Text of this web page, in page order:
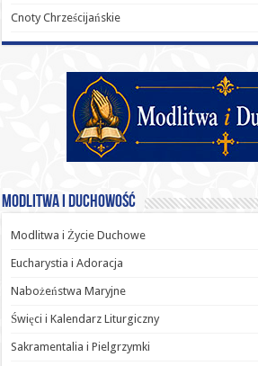
Cnoty Chrześcijańskie
Modlitwa i Duchowość
Modlitwa i Życie Duchowe
Eucharystia i Adoracja
Nabożeństwa Maryjne
Święci i Kalendarz Liturgiczny
Sakramentalia i Pielgrzymki